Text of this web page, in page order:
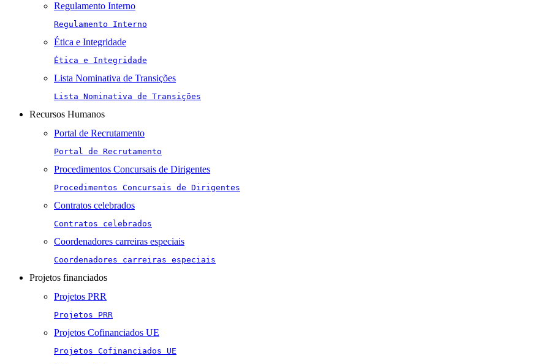
Regulamento Interno
Regulamento Interno
Ética e Integridade
Ética e Integridade
Lista Nominativa de Transições
Lista Nominativa de Transições
Recursos Humanos
Portal de Recrutamento
Portal de Recrutamento
Procedimentos Concursais de Dirigentes
Procedimentos Concursais de Dirigentes
Contratos celebrados
Contratos celebrados
Coordenadores carreiras especiais
Coordenadores carreiras especiais
Projetos financiados
Projetos PRR
Projetos PRR
Projetos Cofinanciados UE
Projetos Cofinanciados UE